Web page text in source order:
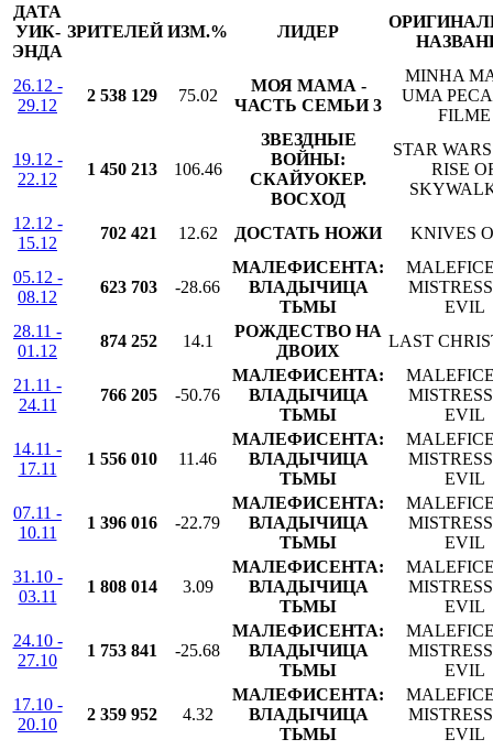
ДАТА
УИК-
ЭНДА
ЗРИТЕЛЕЙ ИЗМ.% ЛИДЕР
26.12 -
29.12
2 538 129 75.02
МОЯ МАМА -
ЧАСТЬ СЕМЬИ 3
MINHA
UMA
FILME
19.12 -
22.12
1 450 213 106.46
ЗВЕЗДНЫЕ
ВОЙНЫ:
СКАЙУОКЕР.
ВОСХОД
STAR
RISE
12.12 -
15.12
702 421 12.62 ДОСТАТЬ НОЖИ KNIVES
05.12 -
08.12
623 703 -28.66
МАЛЕФИСЕНТА:
ВЛАДЫЧИЦА
ТЬМЫ
EVIL
28.11 -
01.12
874 252 14.1
РОЖДЕСТВО НА
ДВОИХ
LAST
21.11 -
24.11
766 205 -50.76
МАЛЕФИСЕНТА:
ВЛАДЫЧИЦА
ТЬМЫ
EVIL
14.11 -
17.11
1 556 010 11.46
МАЛЕФИСЕНТА:
ВЛАДЫЧИЦА
ТЬМЫ
EVIL
07.11 -
10.11
1 396 016 -22.79
МАЛЕФИСЕНТА:
ВЛАДЫЧИЦА
ТЬМЫ
EVIL
31.10 -
03.11
1 808 014 3.09
МАЛЕФИСЕНТА:
ВЛАДЫЧИЦА
ТЬМЫ
EVIL
24.10 -
27.10
1 753 841 -25.68
МАЛЕФИСЕНТА:
ВЛАДЫЧИЦА
ТЬМЫ
EVIL
17.10 -
20.10
2 359 952 4.32
МАЛЕФИСЕНТА:
ВЛАДЫЧИЦА
ТЬМЫ
EVIL